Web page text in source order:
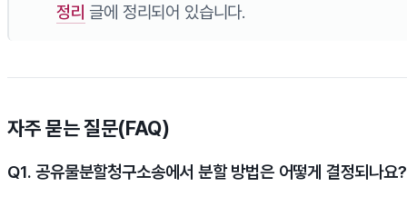
정리 글에 정리되어 있습니다.
자주 묻는 질문(FAQ)
Q1. 공유물분할청구소송에서 분할 방법은 어떻게 결정되나요?